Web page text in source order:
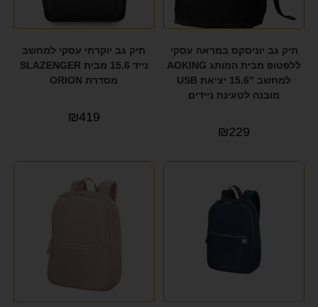
תיק גב יוניסקס במראה עסקי
ללפטופ מבית המותג AOKING
למחשב 15.6″ יציאת USB
מובנה לטעינת ניידים
₪229
תיק גב יוקרתי עסקי למחשב
נייד 15.6 מבית SLAZENGER
מסדרת ORION
₪419